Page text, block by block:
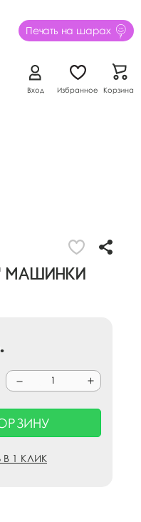
Печать на шарах
Вход Избранное Корзина
Машинки
В 1 КЛИК